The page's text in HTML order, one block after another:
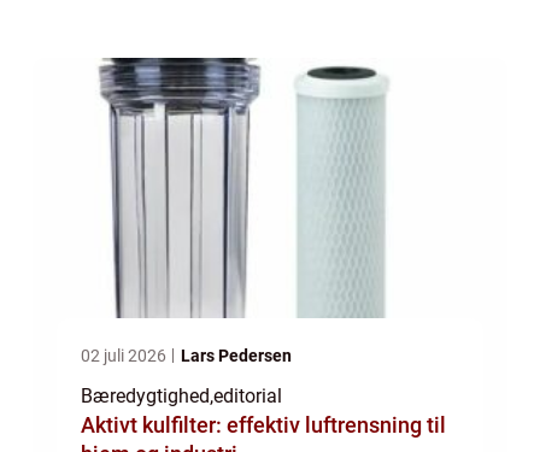
02 juli 2026 Lars Pedersen
Bæredygtighed,editorial
Aktivt kulfilter: effektiv luftrensning til